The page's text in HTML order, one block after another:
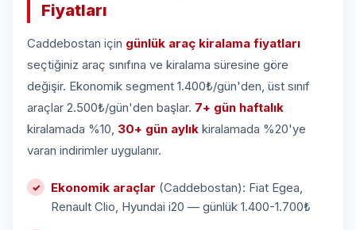
Fiyatları
Caddebostan için günlük araç kiralama fiyatları
seçtiğiniz araç sınıfına ve kiralama süresine göre
değişir. Ekonomik segment 1.400₺/gün'den, üst sınıf
araçlar 2.500₺/gün'den başlar. 7+ gün haftalık
kiralamada %10, 30+ gün aylık kiralamada %20'ye
varan indirimler uygulanır.
Ekonomik araçlar (Caddebostan): Fiat Egea,
Renault Clio, Hyundai i20 — günlük 1.400-1.700₺